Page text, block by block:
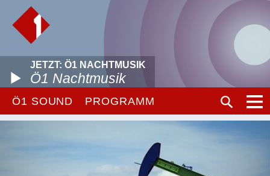
JETZT: Ö1 NACHTMUSIK
Ö1 Nachtmusik
Ö1 SOUND PROGRAMM